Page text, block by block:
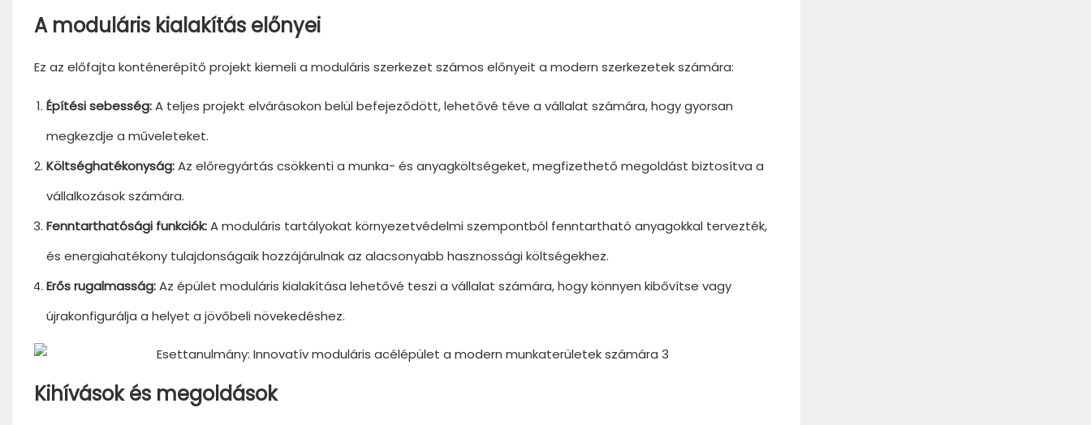
A moduláris kialakítás előnyei
Ez az előfajta konténerépítő projekt kiemeli a moduláris szerkezet számos előnyeit a modern szerkezetek számára:
Építési sebesség:A teljes projekt elvárásokon belül befejeződött, lehetővé téve a vállalat számára, hogy gyorsan
megkezdje a műveleteket.
Költséghatékonyság:Az előregyártás csökkenti a munka- és anyagköltségeket, megfizethető megoldást biztosítva a
vállalkozások számára.
Fenntarthatósági funkciók:A moduláris tartályokat környezetvédelmi szempontból fenntartható anyagokkal tervezték,
és energiahatékony tulajdonságaik hozzájárulnak az alacsonyabb hasznossági költségekhez.
Erős rugalmasság:Az épület moduláris kialakítása lehetővé teszi a vállalat számára, hogy könnyen kibővítse vagy
újrakonfigurálja a helyet a jövőbeli növekedéshez.
Kihívások és megoldások